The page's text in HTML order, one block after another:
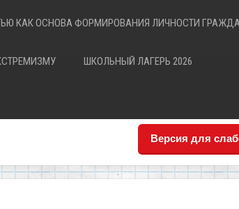
КАК ОСНОВА ФОРМИРОВАНИЯ ЛИЧНОСТИ
ШКОЛЬНЫЙ ЛАГЕРЬ 2026
Версия для